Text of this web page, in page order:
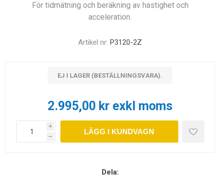
För tidmätning och beräkning av hastighet och
acceleration.
Artikel nr: P3120-2Z
EJ I LAGER (BESTÄLLNINGSVARA).
2.995,00 kr exkl moms
i
h
LÄGG I KUNDVAGN
Dela: